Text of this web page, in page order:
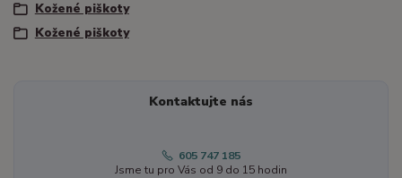
Kožené piškoty
Kožené piškoty
Kontaktujte nás
605 747 185
Jsme tu pro Vás od 9 do 15 hodin